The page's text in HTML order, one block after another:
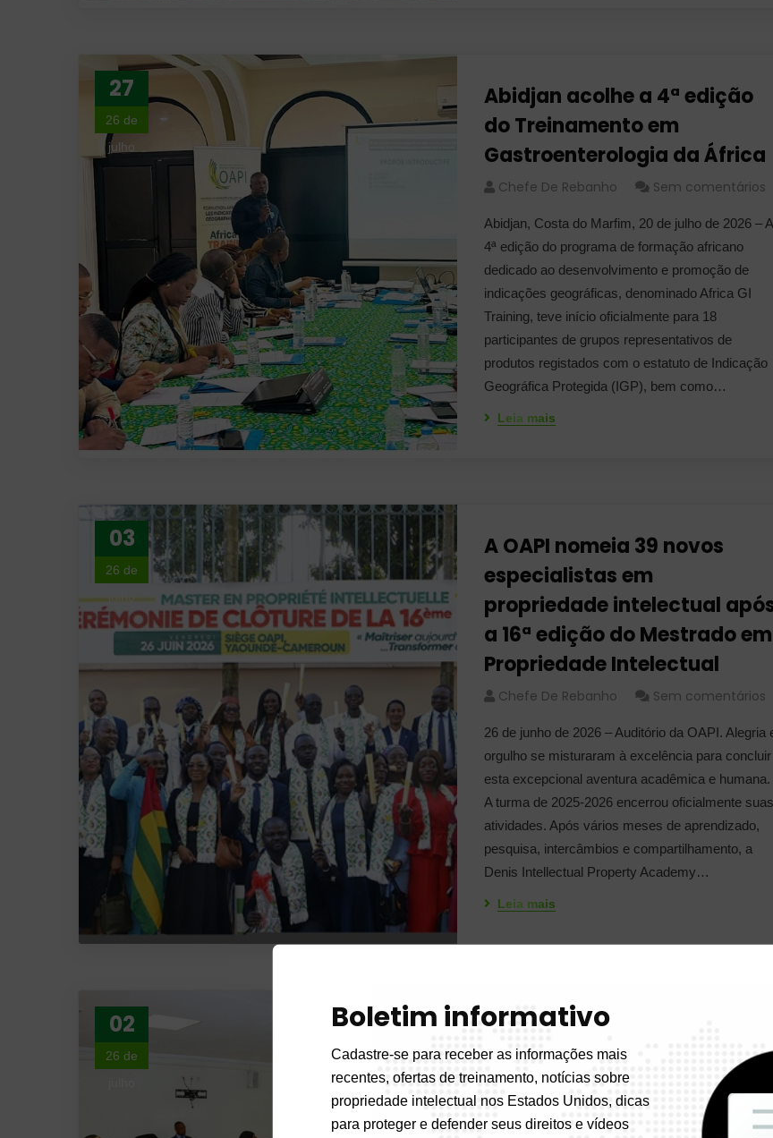
27
26 de
julho
Abidjan acolhe a 4ª edição
do Treinamento em
Gastroenterologia da África
Chefe De Rebanho Sem comentários
Abidjan, Costa do Marfim, 20 de julho de 2026 – A
4ª edição do programa de formação africano
dedicado ao desenvolvimento e promoção de
indicações geográficas, denominado Africa GI
Training, teve início oficialmente para 18
participantes de grupos representativos de
produtos registados com o estatuto de Indicação
Geográfica Protegida (IGP), bem como…
Leia mais
03
26 de
julho
A OAPI nomeia 39 novos
especialistas em
propriedade intelectual
a 16ª edição do Mestrado em
Propriedade Intelectual
Chefe De Rebanho Sem comentários
26 de junho de 2026 – Auditório da OAPI. Alegria
orgulho se misturaram à excelência para concluir
esta excepcional aventura acadêmica e humana.
A turma de 2025-2026 encerrou oficialmente suas
atividades. Após vários meses de aprendizado,
pesquisa, intercâmbios e compartilhamento, a
Denis Intellectual Property Academy…
Leia mais
02
26 de
OAPI e CNIPA trocam suas
melhores práticas
Chefe De Rebanho Sem comentários
Remédios tradicionais derivados de folhas,
Boletim informativo
Cadastre-se para receber as informações mais
recentes, ofertas de treinamento, notícias sobre
propriedade intelectual nos Estados Unidos, dicas
para proteger e defender seus direitos e vídeos